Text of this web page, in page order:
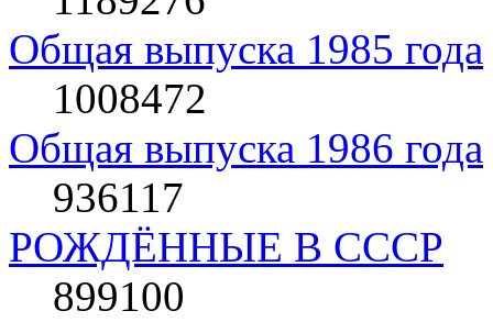
Общая выпуска 1985 года
1008472
Общая выпуска 1986 года
936117
РОЖДЁННЫЕ В СССР
899100